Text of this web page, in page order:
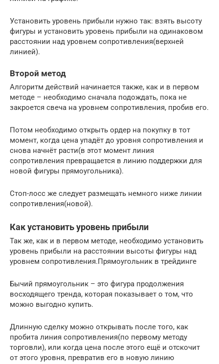
Установить уровень прибыли нужно так: взять высоту
фигуры и установить уровень прибыли на одинаковом
расстоянии над уровнем сопротивления(верхней
линией).
Второй метод
Алгоритм действий начинается также, как и в первом
методе – необходимо сначала подождать, пока не
закроется свеча на уровнем сопротивления, пробив его.
Потом необходимо открыть ордер на покупку в тот
момент, когда цена упадёт до уровня сопротивления и
снова начнёт расти(в этот момент линия
сопротивления превращается в линию поддержки для
новой фигуры прямоугольника).
Стоп-лосс же следует размещать немного ниже линии
сопротивления(новой).
Как установить уровень прибыли
Так же, как и в первом методе, необходимо установить
уровень прибыли на расстоянии высоты фигуры над
уровнем сопротивления.Прямоугольник в трейдинге
Бычий прямоугольник – это фигура продолжения
восходящего тренда, которая показывает о том, что
можно выгодно купить.
Длинную сделку можно открывать после того, как
пробита линия сопротивления(по первому методу
торговли), или когда цена после этого ещё и отскочит
от этого уровня, превратив его в новую линию